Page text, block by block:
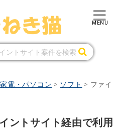
家電・パソコン > ソフト > ファイ
ントサイト経由で利用